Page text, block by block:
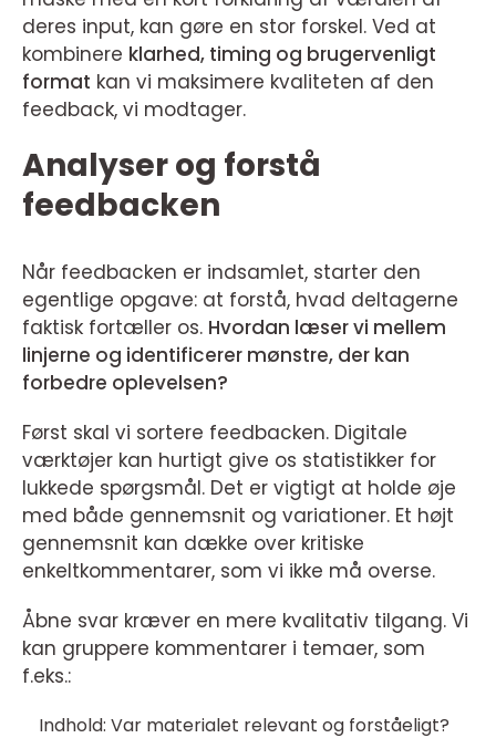
deres input, kan gøre en stor forskel. Ved at
kombinere klarhed, timing og brugervenligt
format kan vi maksimere kvaliteten af den
feedback, vi modtager.
Analyser og forstå
feedbacken
Når feedbacken er indsamlet, starter den
egentlige opgave: at forstå, hvad deltagerne
faktisk fortæller os. Hvordan læser vi mellem
linjerne og identificerer mønstre, der kan
forbedre oplevelsen?
Først skal vi sortere feedbacken. Digitale
værktøjer kan hurtigt give os statistikker for
lukkede spørgsmål. Det er vigtigt at holde øje
med både gennemsnit og variationer. Et højt
gennemsnit kan dække over kritiske
enkeltkommentarer, som vi ikke må overse.
Åbne svar kræver en mere kvalitativ tilgang. Vi
kan gruppere kommentarer i temaer, som
f.eks.:
Indhold: Var materialet relevant og forståeligt?